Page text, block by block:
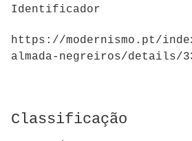
Identificador
https://modernismo.pt/
almada-negreiros/details/
Classificação